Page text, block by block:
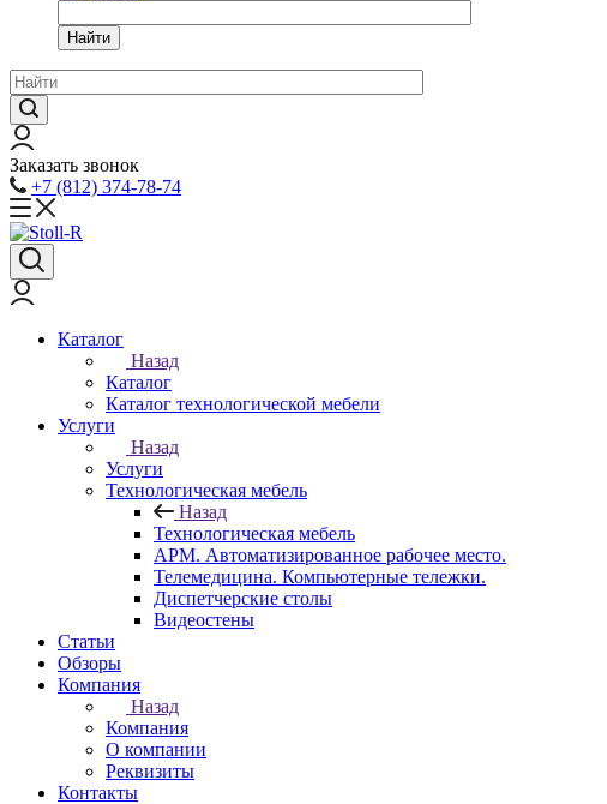
Найти
Заказать звонок
+7 (812) 374-78-74
Каталог
Назад
Каталог
Каталог технологической мебели
Услуги
Назад
Услуги
Технологическая мебель
Назад
Технологическая мебель
АРМ. Автоматизированное рабочее место.
Телемедицина. Компьютерные тележки.
Диспетчерские столы
Видеостены
Статьи
Обзоры
Компания
Назад
Компания
О компании
Реквизиты
Контакты